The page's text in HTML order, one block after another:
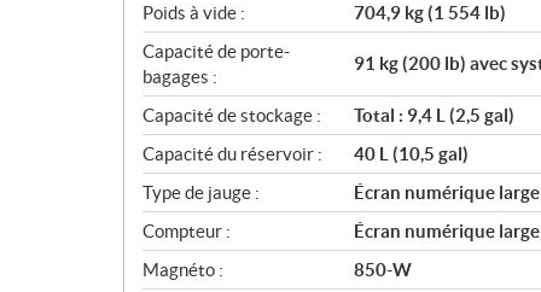
Poids à vide :
704,9 kg (1 554 lb)
Capacité de porte-
bagages :
91 kg (200 lb) avec
Capacité de stockage :
Total : 9,4 L (2,5 gal)
Capacité du réservoir :
40 L (10,5 gal)
Type de jauge :
Écran numérique
Compteur :
Écran numérique
Magnéto :
850-W